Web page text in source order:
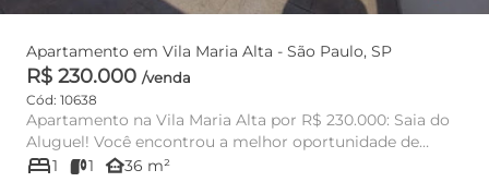
Apartamento em Vila Maria Alta - São Paulo, SP
R$ 230.000 /venda
Cód: 10638
Apartamento na Vila Maria Alta por R$ 230.000: Saia do
Aluguel! Você encontrou a melhor oportunidade de
apartamento n...
bed1 1 other_houses36 m²